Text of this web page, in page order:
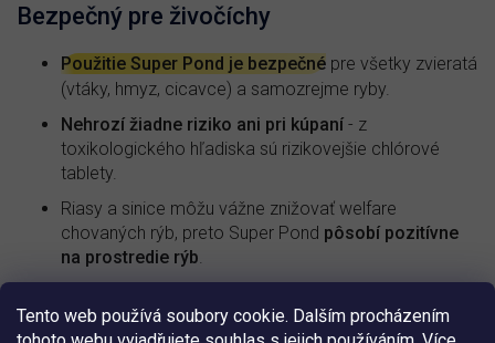
Tento web používá soubory cookie. Dalším procházením
Bezpečný pre živočíchy
Použitie Super Pond je bezpečné pre všetky zvieratá
(vtáky, hmyz, cicavce) a samozrejme ryby.
Nehrozí žiadne riziko ani pri kúpaní - z
toxikologického hľadiska sú rizikovejšie chlórové
tablety.
Riasy a sinice môžu vážne znižovať welfare
chovaných rýb, preto Super Pond pôsobí pozitívne
na prostredie rýb.